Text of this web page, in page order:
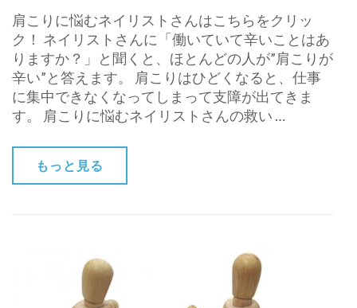
肩こりに悩むネイリストさんはこちらをクリッ
ク！ ネイリストさんに「働いていて辛いことはあ
りますか？」と聞くと、ほとんどの人が”肩こりが
辛い”と答えます。 肩こりはひどくなると、仕事
に集中できなくなってしまって支障が出てきま
す。 肩こりに悩むネイリストさんの救い …
もっと見る